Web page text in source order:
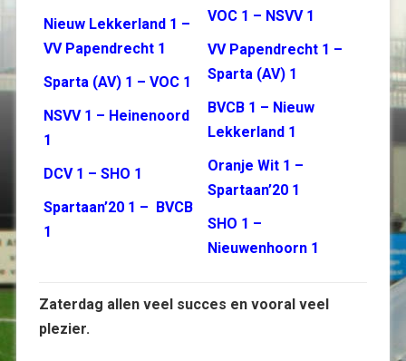
Nieuw Lekkerland 1 –
VV Papendrecht 1
Sparta (AV) 1 – VOC 1
NSVV 1 – Heinenoord
1
DCV 1 – SHO 1
Spartaan’20 1 – BVCB
1
VOC 1 – NSVV 1
VV Papendrecht 1 –
Sparta (AV) 1
BVCB 1 – Nieuw
Lekkerland 1
Oranje Wit 1 –
Spartaan’20 1
SHO 1 –
Nieuwenhoorn 1
Zaterdag allen veel succes en vooral veel
plezier.